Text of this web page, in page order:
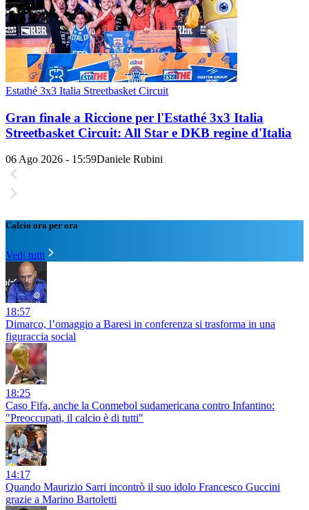
Estathé 3x3 Italia Streetbasket Circuit
Gran finale a Riccione per l'Estathé 3x3 Italia
Streetbasket Circuit: All Star e DKB regine d'Italia
06 Ago 2026 - 15:59Daniele Rubini
Calcio ora per ora
Vedi tutti
18:57
Dimarco, l’omaggio a Baresi in conferenza si trasforma in una
figuraccia social
18:25
Caso Fifa, anche la Conmebol sudamericana contro Infantino:
"Preoccupati, il calcio è di tutti"
14:17
Quando Maurizio Sarri incontrò il suo idolo Francesco Guccini
grazie a Marino Bartoletti